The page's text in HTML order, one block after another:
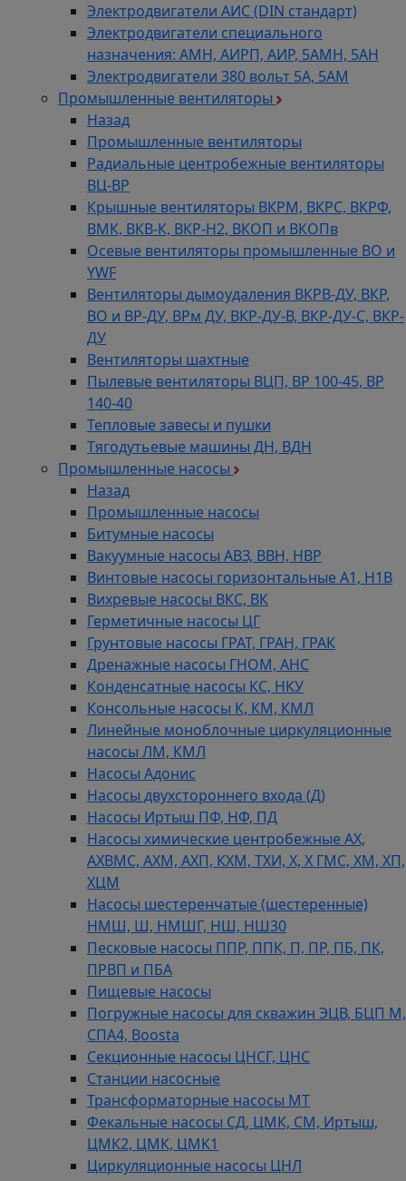
Электродвигатели АИС (DIN стандарт)
Электродвигатели специального
назначения: АМН, АИРП, АИР, 5АМН, 5АН
Электродвигатели 380 вольт 5А, 5АМ
Промышленные вентиляторы
Назад
Промышленные вентиляторы
Радиальные центробежные вентиляторы
ВЦ-ВР
Крышные вентиляторы ВКРМ, ВКРС, ВКРФ,
ВМК, ВКВ-К, ВКР-Н2, ВКОП и ВКОПв
Осевые вентиляторы промышленные ВО и
YWF
Вентиляторы дымоудаления ВКРВ-ДУ, ВКР,
ВО и ВР-ДУ, ВРм ДУ, ВКР-ДУ-В, ВКР-ДУ-С, ВКР-
ДУ
Вентиляторы шахтные
Пылевые вентиляторы ВЦП, ВР 100-45, ВР
140-40
Тепловые завесы и пушки
Тягодутьевые машины ДН, ВДН
Промышленные насосы
Назад
Промышленные насосы
Битумные насосы
Вакуумные насосы АВЗ, ВВН, НВР
Винтовые насосы горизонтальные А1, Н1В
Вихревые насосы ВКС, ВК
Герметичные насосы ЦГ
Грунтовые насосы ГРАТ, ГРАН, ГРАК
Дренажные насосы ГНОМ, АНС
Конденсатные насосы КС, НКУ
Консольные насосы К, КМ, КМЛ
Линейные моноблочные циркуляционные
насосы ЛМ, КМЛ
Насосы Адонис
Насосы двухстороннего входа (Д)
Насосы Иртыш ПФ, НФ, ПД
Насосы химические центробежные АХ,
АХВМС, АХМ, АХП, КХМ, ТХИ, Х, Х ГМС, ХМ, ХП,
ХЦМ
Насосы шестеренчатые (шестеренные)
НМШ, Ш, НМШГ, НШ, НШ30
Песковые насосы ППР, ППК, П, ПР, ПБ, ПК,
ПРВП и ПБА
Пищевые насосы
Погружные насосы для скважин ЭЦВ, БЦП М,
СПА4, Boosta
Секционные насосы ЦНСГ, ЦНС
Станции насосные
Трансформаторные насосы МТ
Фекальные насосы СД, ЦМК, СМ, Иртыш,
ЦМК2, ЦМК, ЦМК1
Циркуляционные насосы ЦНЛ